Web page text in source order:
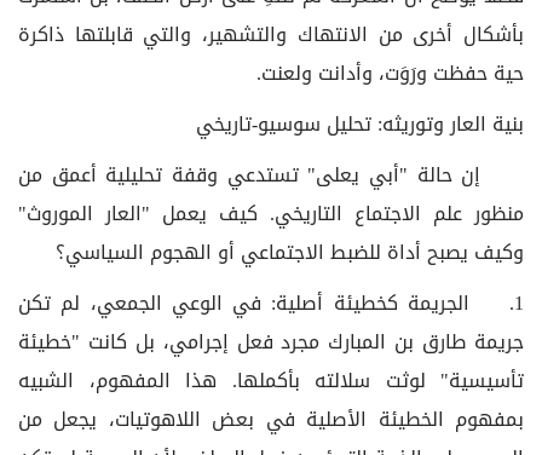
بأشكال أخرى من الانتهاك والتشهير، والتي قابلتها ذاكرة
حية حفظت ورَوَت، وأدانت ولعنت.
بنية العار وتوريثه: تحليل سوسيو-تاريخي
إن حالة "أبي يعلى" تستدعي وقفة تحليلية أعمق من
منظور علم الاجتماع التاريخي. كيف يعمل "العار الموروث"
وكيف يصبح أداة للضبط الاجتماعي أو الهجوم السياسي؟
1. الجريمة كخطيئة أصلية: في الوعي الجمعي، لم تكن
جريمة طارق بن المبارك مجرد فعل إجرامي، بل كانت "خطيئة
تأسيسية" لوثت سلالته بأكملها. هذا المفهوم، الشبيه
بمفهوم الخطيئة الأصلية في بعض اللاهوتيات، يجعل من